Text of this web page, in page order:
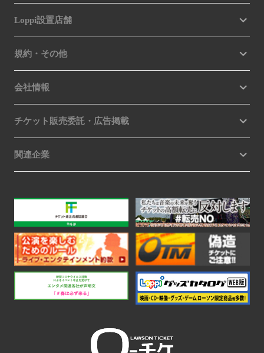
Loppi設置店舗
規約・その他
会社情報
チケット販売委託・広告掲載
関連企業